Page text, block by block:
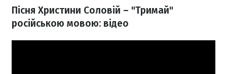
Пісня Христини Соловій – "Тримай"
російською мовою: відео